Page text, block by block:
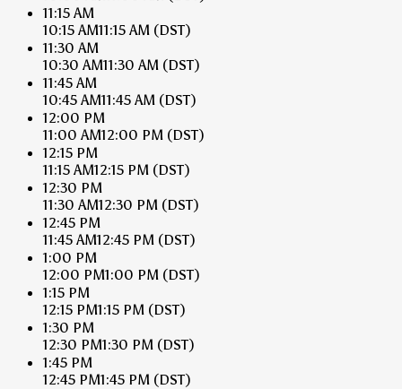
11:15 AM
10:15 AM11:15 AM (DST)
11:30 AM
10:30 AM11:30 AM (DST)
11:45 AM
10:45 AM11:45 AM (DST)
12:00 PM
11:00 AM12:00 PM (DST)
12:15 PM
11:15 AM12:15 PM (DST)
12:30 PM
11:30 AM12:30 PM (DST)
12:45 PM
11:45 AM12:45 PM (DST)
1:00 PM
12:00 PM1:00 PM (DST)
1:15 PM
12:15 PM1:15 PM (DST)
1:30 PM
12:30 PM1:30 PM (DST)
1:45 PM
12:45 PM1:45 PM (DST)